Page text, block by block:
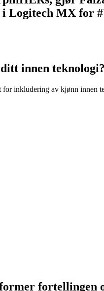
Logitech MX for
innen teknologi?
for inkludering av kjønn